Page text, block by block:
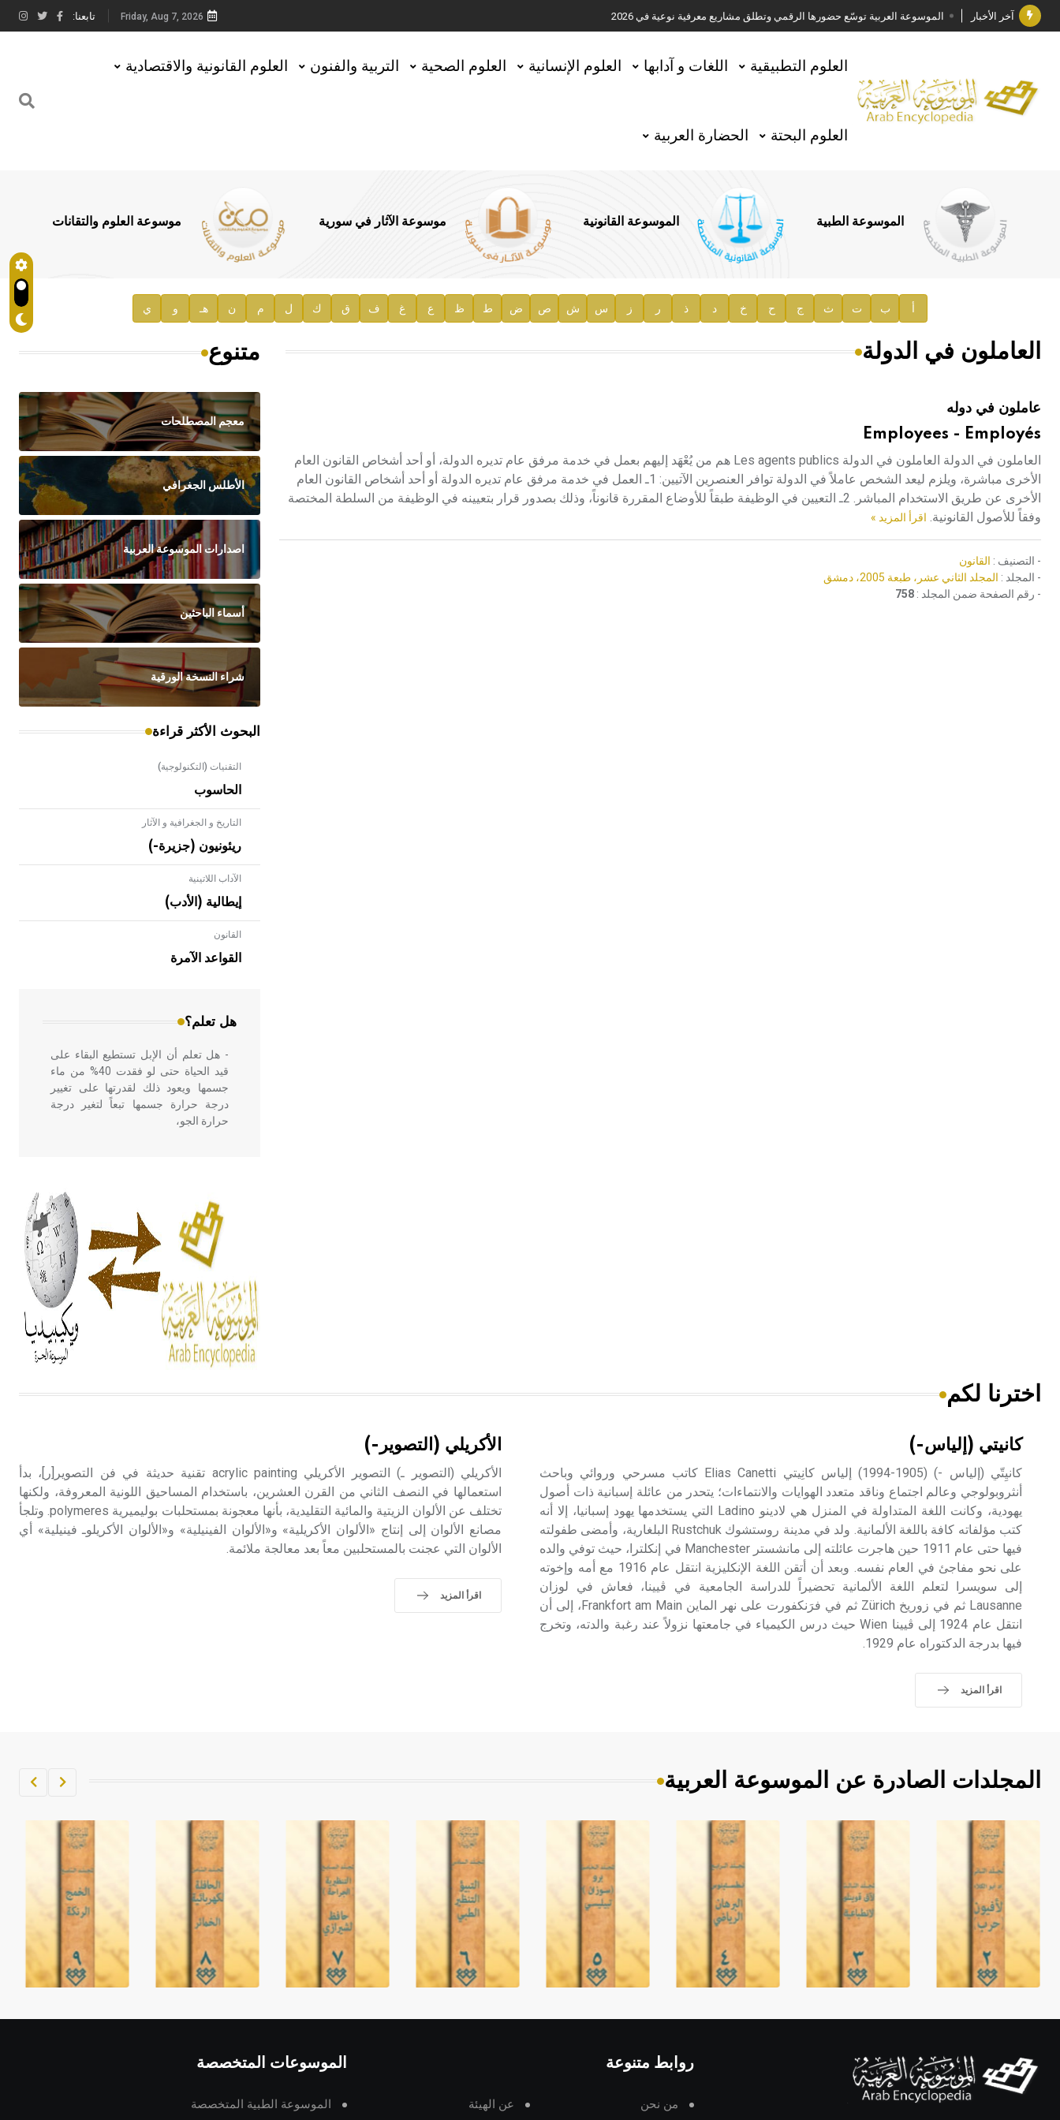
آخر الأخبار الموسوعة العربية توسّع حضورها الرقمي وتطلق مشاريع معرفية نوعية في 2026
جائزة مجمع الملك سلمان العالمي للغة العربية 2025
الأستاذ إياد خالد الطباع مدير عام لهيئة الموسوعة العربية
السيد محمد ياسين صالح وزيرا للثقافة
توصيات مجلس الإدارة
صدور المجلد السابع من موسوعة الآثار في سورية
إعلان..
هيئة الموسوعة العربية تطلق موسوعات جديدة في عام 2026
Friday, Aug 7, 2026 تابعنا:
العلوم التطبيقية اللغات و آدابها العلوم الإنسانية العلوم الصحية التربية والفنون العلوم القانونية والاقتصادية
العلوم البحتة الحضارة العربية
الموسوعة الطبية الموسوعة القانونية موسوعة الآثار في سورية موسوعة العلوم والتقانات
أ ب ت ث ج ح خ د ذ ر ز س ش ص ض ط ظ ع غ ف ق ك ل م ن هـ و ي
العاملون في الدولة
عاملون في دوله
Employees - Employés
العاملون في الدولة العاملون في الدولة Les agents publics هم من يُعْهَد إليهم بعمل في خدمة مرفق عام تديره الدولة، أو أحد أشخاص القانون العام
الأخرى مباشرة، ويلزم ليعد الشخص عاملاً في الدولة توافر العنصرين الآتيين: 1ـ العمل في خدمة مرفق عام تديره الدولة أو أحد أشخاص القانون العام
الأخرى عن طريق الاستخدام المباشر. 2ـ التعيين في الوظيفة طبقاً للأوضاع المقررة قانوناً، وذلك بصدور قرار بتعيينه في الوظيفة من السلطة المختصة
وفقاً للأصول القانونية. اقرأ المزيد »
- التصنيف : القانون
- المجلد : المجلد الثاني عشر، طبعة 2005، دمشق
- رقم الصفحة ضمن المجلد : 758
متنوع
معجم المصطلحات
الأطلس الجغرافي
اصدارات الموسوعة العربية
أسماء الباحثين
شراء النسخة الورقية
البحوث الأكثر قراءة
التقنيات (التكنولوجية)
الحاسوب
التاريخ و الجغرافية و الآثار
ريئونيون (جزيرة-)
الآداب اللاتينية
إيطالية (الأدب)
القانون
القواعد الآمرة
هل تعلم؟
- هل تعلم أن الأبلق نوع من الفنون
الهندسية التي ارتبطت بالعمارة الإسلامية
في بلاد الشام ومصر خاصة، حيث يحرص
- هل تعلم أن الإبل تستطيع البقاء على
قيد الحياة حتى لو فقدت 40% من ماء
جسمها ويعود ذلك لقدرتها على تغيير
درجة حرارة جسمها تبعاً لتغير درجة
حرارة الجو،
أربعة مؤلفات هي: الحكم، الأدلة، تنظيم
التغذية، ورسالته في جروح الرأس.
ويعود له الفضل بأنه حرر الطب من
الدين والفلسفة.
- هل تعلم أن المرجان إفراز حيواني
يتكون في البحر ويتركب من مادة
كربونات الكلسيوم، وهو أحمر أو شديد
الحمرة وهو أجود أنواعه، ويمتاز بكبر
الحجم ويسمى الش
الإنكليزية أب
- هل تعلم أن أبجر Abgar اسم معروف
اخترنا لكم
كانيتي (إلياس-)
كانيِتّي (إلياس -) (1905-1994) إلياس كانِيتي Elias Canetti كاتب مسرحي وروائي وباحث
أنثروبولوجي وعالم اجتماع وناقد متعدد الهوايات والانتماءات؛ يتحدر من عائلة إسبانية ذات أصول
يهودية، وكانت اللغة المتداولة في المنزل هي لادينو Ladino التي يستخدمها يهود إسبانيا، إلا أنه
كتب مؤلفاته كافة باللغة الألمانية. ولد في مدينة روستشوك Rustchuk البلغارية، وأمضى طفولته
فيها حتى عام 1911 حين هاجرت عائلته إلى مانشستر Manchester في إنكلترا، حيث توفي والده
على نحو مفاجئ في العام نفسه. وبعد أن أتقن اللغة الإنكليزية انتقل عام 1916 مع أمه وإخوته
إلى سويسرا لتعلم اللغة الألمانية تحضيراً للدراسة الجامعية في ڤيينا، فعاش في لوزان
Lausanne ثم في زوريخ Zürich ثم في فرَنكفورت على نهر الماين Frankfort am Main، إلى أن
انتقل عام 1924 إلى ڤيينا Wien حيث درس الكيمياء في جامعتها نزولاً عند رغبة والدته، وتخرج
فيها بدرجة الدكتوراه عام 1929.
اقرأ المزيد
الأكريلي (التصوير-)
الأكريلي (التصوير ـ) التصوير الأكريلي acrylic painting تقنية حديثة في فن التصوير[ر]، بدأ
استعمالها في النصف الثاني من القرن العشرين، باستخدام المساحيق اللونية المعروفة، ولكنها
تختلف عن الألوان الزيتية والمائية التقليدية، بأنها معجونة بمستحلبات بوليميرية polymeres. وتلجأ
مصانع الألوان إلى إنتاج «الألوان الأكريلية» و«الألوان الفينيلية» و«الألوان الأكريلوـ فينيلية» أي
الألوان التي عجنت بالمستحلبين معاً بعد معالجة ملائمة.
اقرأ المزيد
المجلدات الصادرة عن الموسوعة العربية
روابط متنوعة
من نحن عن الهيئة
الموسوعات المتخصصة
الموسوعة الطبية المتخصصة